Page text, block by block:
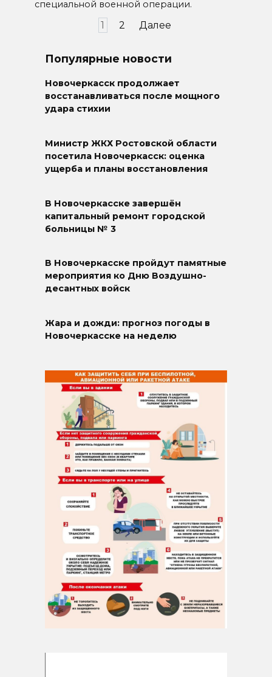
специальной военной операции.
1 2 Далее
Популярные новости
Новочеркасск продолжает
восстанавливаться после мощного
удара стихии
Министр ЖКХ Ростовской области
посетила Новочеркасск: оценка
ущерба и планы восстановления
В Новочеркасске завершён
капитальный ремонт городской
больницы № 3
В Новочеркасске пройдут памятные
мероприятия ко Дню Воздушно-
десантных войск
Жара и дожди: прогноз погоды в
Новочеркасске на неделю